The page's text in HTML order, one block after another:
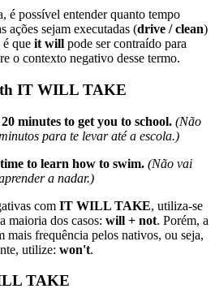
é possível entender quanto tempo
ações sejam executadas (drive / clean)
que it will pode ser contraído para
o contexto negativo desse termo.
IT WILL TAKE
minutes to get you to school. (Não
para te levar até a escola.)
to learn how to swim. (Não vai
a nadar.)
com IT WILL TAKE, utiliza-se
maioria dos casos: will + not. Porém, a
mais frequência pelos nativos, ou seja,
utilize: won't.
TAKE